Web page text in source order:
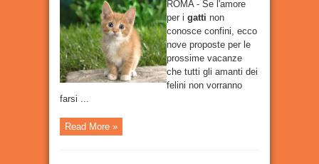
ROMA - Se l'amore
per i gatti non
conosce confini, ecco
nove proposte per le
prossime vacanze
che tutti gli amanti dei
felini non vorranno
farsi ...
Read More »